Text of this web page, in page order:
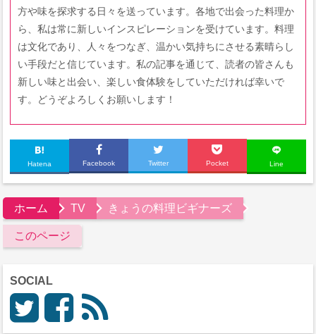
方や味を探求する日々を送っています。各地で出会った料理か
ら、私は常に新しいインスピレーションを受けています。料理
は文化であり、人々をつなぎ、温かい気持ちにさせる素晴らし
い手段だと信じています。私の記事を通じて、読者の皆さんも
新しい味と出会い、楽しい食体験をしていただければ幸いで
す。どうぞよろしくお願いします！
Hatena Facebook Twitter Pocket Line
ホーム TV きょうの料理ビギナーズ
このページ
SOCIAL